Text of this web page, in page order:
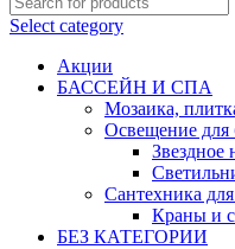
Select category
Акции
БАССЕЙН И СПА
Мозаика,
Освещение для
Звездное
Сантехника
Краны и
БЕЗ КАТЕГОРИИ